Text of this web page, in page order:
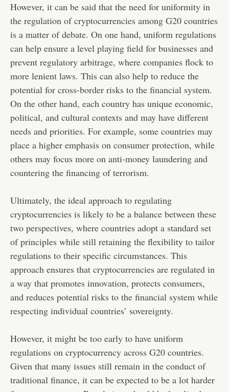
However, it can be said that the need for uniformity in
the regulation of cryptocurrencies among G20 countries
is a matter of debate. On one hand, uniform regulations
can help ensure a level playing field for businesses and
prevent regulatory arbitrage, where companies flock to
more lenient laws. This can also help to reduce the
potential for cross-border risks to the financial system.
On the other hand, each country has unique economic,
political, and cultural contexts and may have different
needs and priorities. For example, some countries may
place a higher emphasis on consumer protection, while
others may focus more on anti-money laundering and
countering the financing of terrorism.
Ultimately, the ideal approach to regulating
cryptocurrencies is likely to be a balance between these
two perspectives, where countries adopt a standard set
of principles while still retaining the flexibility to tailor
regulations to their specific circumstances. This
approach ensures that cryptocurrencies are regulated in
a way that promotes innovation, protects consumers,
and reduces potential risks to the financial system while
respecting individual countries’ sovereignty.
However, it might be too early to have uniform
regulations on cryptocurrency across G20 countries.
Given that many issues still remain in the conduct of
traditional finance, it can be expected to be a lot harder